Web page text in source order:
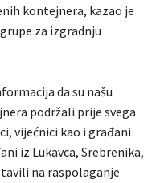
kontejnera, kazao je
za izgradnju
da su našu
podržali prije svega
vijećnici kao i građani
iz Lukavca, Srebrenika,
na raspolaganje